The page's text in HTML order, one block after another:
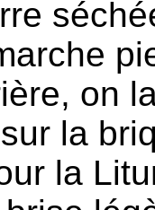
on
la
la